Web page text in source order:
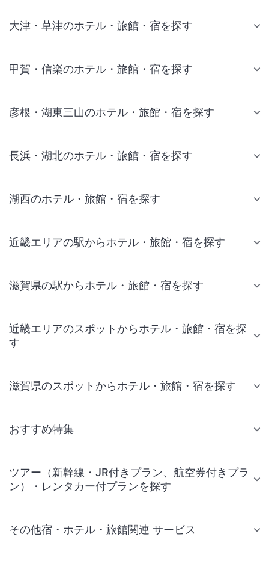
大津・草津のホテル・旅館・宿を探す
甲賀・信楽のホテル・旅館・宿を探す
彦根・湖東三山のホテル・旅館・宿を探す
長浜・湖北のホテル・旅館・宿を探す
湖西のホテル・旅館・宿を探す
近畿エリアの駅からホテル・旅館・宿を探す
滋賀県の駅からホテル・旅館・宿を探す
近畿エリアのスポットからホテル・旅館・宿を探
す
滋賀県のスポットからホテル・旅館・宿を探す
おすすめ特集
ツアー（新幹線・JR付きプラン、航空券付きプラ
ン）・レンタカー付プランを探す
その他宿・ホテル・旅館関連 サービス